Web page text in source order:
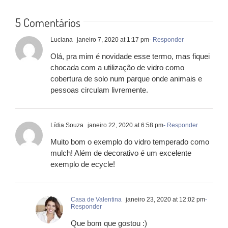
5 Comentários
Luciana janeiro 7, 2020 at 1:17 pm- Responder
Olá, pra mim é novidade esse termo, mas fiquei
chocada com a utilização de vidro como
cobertura de solo num parque onde animais e
pessoas circulam livremente.
Lídia Souza janeiro 22, 2020 at 6:58 pm- Responder
Muito bom o exemplo do vidro temperado como
mulch! Além de decorativo é um excelente
exemplo de ecycle!
Casa de Valentina janeiro 23, 2020 at 12:02 pm-
Responder
Que bom que gostou :)